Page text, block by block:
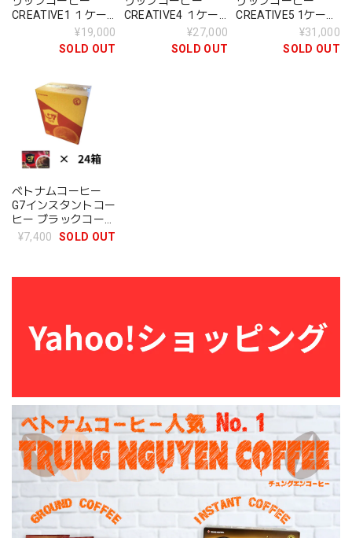
CREATIVE1 １ケー
¥19,000
SOLD OUT
CREATIVE4 １ケー
¥27,000
SOLD OUT
CREATIVE5 1ケース
¥31,000
SOLD OUT
ベトナムコーヒー
G7インスタントコー
ヒー ブラックコーヒ
ー 24箱
¥7,400 SOLD OUT